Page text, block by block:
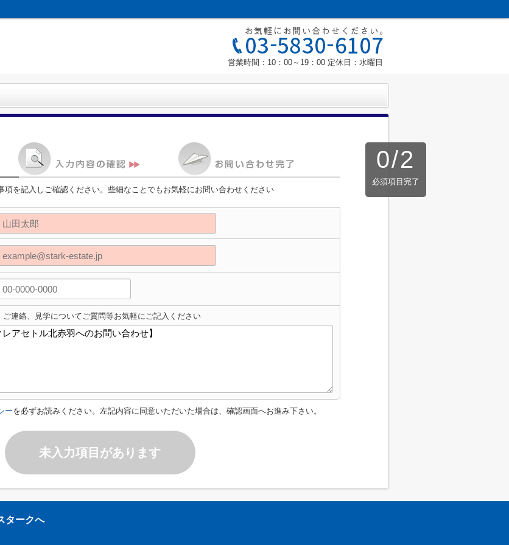
営業時間：10：00～19：00 定休日：水曜日
0/2
必須項目完了
項を記入しご確認ください。些細なことでもお気軽にお問い合わせください
ご連絡、見学についてご質問等お気軽にご記入ください
ーを必ずお読みください。左記内容に同意いただいた場合は、確認画面へお進み下さい。
未入力項目があります
タークへ